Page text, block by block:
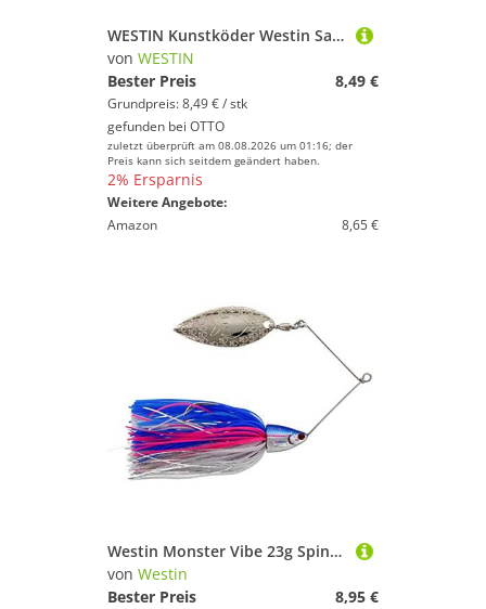
WESTIN Kunstköder Westin Sandy Inline 12cm 24g - Meerforellenblinker
von WESTIN
Bester Preis
8,49 €
Grundpreis: 8,49 € / stk
gefunden bei OTTO
zuletzt überprüft am 08.08.2026 um 01:16; der
Preis kann sich seitdem geändert haben.
2% Ersparnis
Weitere Angebote:
Amazon
8,65 €
Westin Monster Vibe 23g Spinnerbaits, Kunstköder, Angelköder, Hechtköder, Zanderköder, Köder für Hecht, Zander, Barsch, Barschköder, Farbe:Chopper
von Westin
Bester Preis
8,95 €